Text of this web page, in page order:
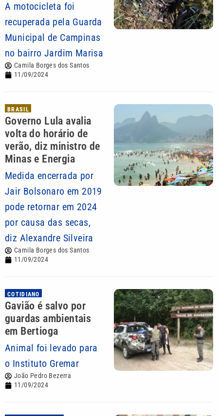
A motocicleta foi
recuperada pela Guarda
Municipal de Campinas
no bairro Jardim Marisa
Camila Borges dos Santos
11/09/2024
BRASIL
Governo Lula avalia
volta do horário de
verão, diz ministro de
Minas e Energia
Medida encerrada por
Jair Bolsonaro em 2019
pode retornar em 2024
por causa das secas,
diz Alexandre Silveira
Camila Borges dos Santos
11/09/2024
COTIDIANO
Gavião é salvo por
guardas ambientais
em Bertioga
Animal foi levado para
o Instituto Gremar
João Pedro Bezerra
11/09/2024